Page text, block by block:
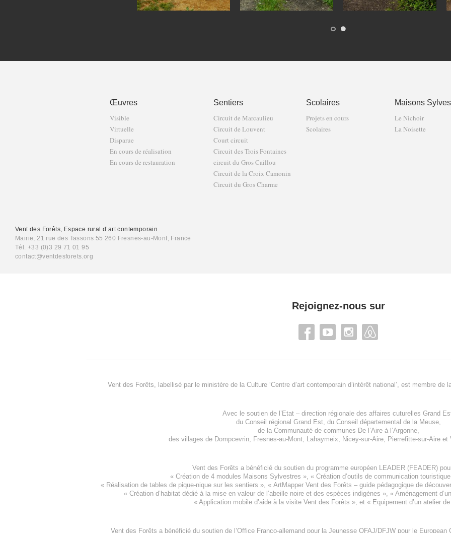
Œuvres
Visible
Virtuelle
Disparue
En cours de réalisation
En cours de restauration
Sentiers
Circuit de Marcaulieu
Circuit de Louvent
Court circuit
Circuit des Trois Fontaines
circuit du Gros Caillou
Circuit de la Croix Camonin
Circuit du Gros Charme
Scolaires
Projets en cours
Scolaires
Maisons
Le Nichoir
La Noisette
Vent des Forêts, Espace rural d’art contemporain
Mairie, 21 rue des Tassons 55 260 Fresnes-au-Mont, France
Tél. +33 (0)3 29 71 01 95
contact@ventdesforets.org
Rejoignez-nous sur
Vent des Forêts, labellisé par le ministère de la Culture ‘Centre d’art contemporain d’intérêt national’, est membre de
Avec le soutien de l’ Etat – direction régionale des affaires cuturelles Grand
du Conseil régional Grand Est, du Conseil départemental de la Meuse,
de la Communauté de communes De l’Aire à l’Argonne,
des villages de Dompcevrin, Fresnes-au-Mont, Lahaymeix, Nicey-sur-Aire, Pierrefitte-sur-Aireet
Vent des Forêts a bénéficié du soutien du programme européen LEADER (FEADER)
« Création de 4 modules Maisons Sylvestres », « Création d’outils de communication
« Réalisation de tables de pique-nique sur les sentiers », « ArtMapper Vent des Forêts – guide pédagogique de
« Création d’habitat dédié à la mise en valeur de l’abeille noire et des espèces indigènes », « Aménagement
« Application mobile d’aide à la visite Vent des Forêts », et « Equipement d’un atelier
Vent des Forêts a bénéficié du soutien de l’Office Franco-allemand pour la Jeunesse OFAJ/DFJW pour le European